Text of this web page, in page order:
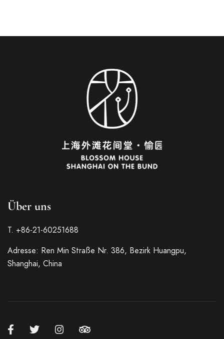
Über uns
T. +86-21-60251688
Adresse: Ren Min Straße Nr. 386, Bezirk Huangpu,
Shanghai, China
Spanish